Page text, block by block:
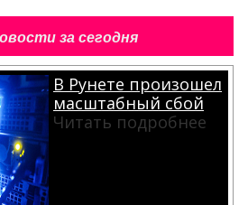
за сегодня
В Рунете произошел
масштабный сбой
Читать подробнее